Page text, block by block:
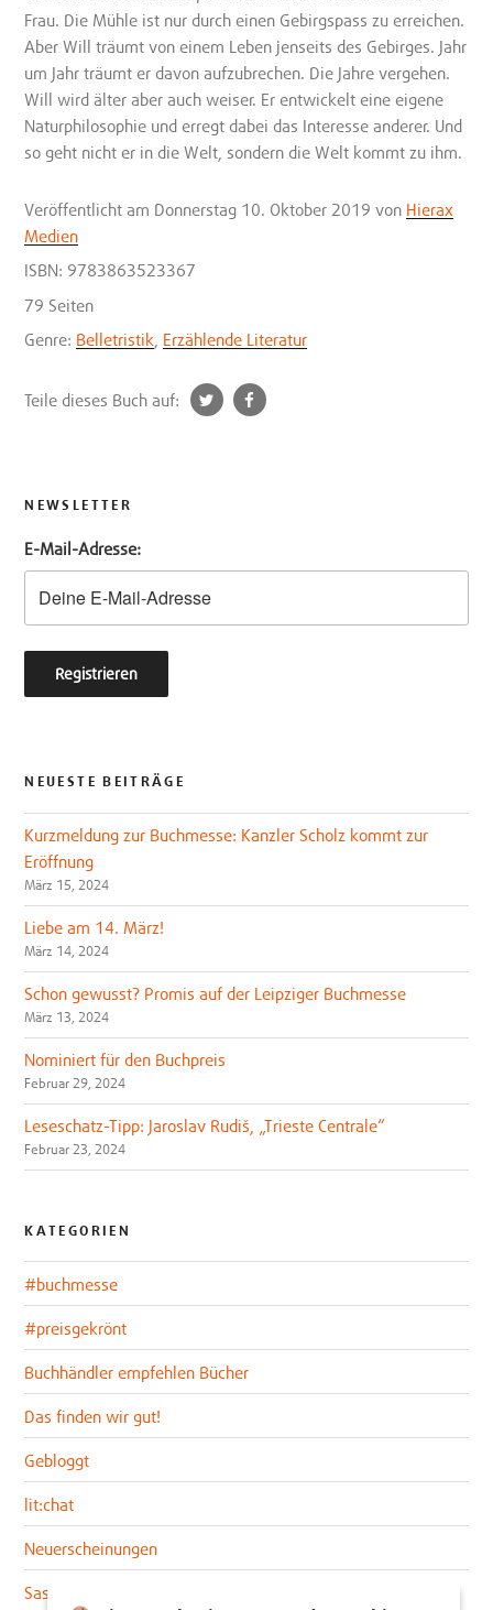
Frau. Die Mühle ist nur durch einen Gebirgspass zu erreichen.
Aber Will träumt von einem Leben jenseits des Gebirges. Jahr
um Jahr träumt er davon aufzubrechen. Die Jahre vergehen.
Will wird älter aber auch weiser. Er entwickelt eine eigene
Naturphilosophie und erregt dabei das Interesse anderer. Und
so geht nicht er in die Welt, sondern die Welt kommt zu ihm.
Veröffentlicht am Donnerstag 10. Oktober 2019 von Hierax
Medien
ISBN: 9783863523367
79 Seiten
Genre: Belletristik Erzählende Literatur
Teile dieses Buch auf:
t
NEWSLETTER
E-Mail-Adresse:
NEUESTE BEITRÄGE
Kurzmeldung zur Buchmesse: Kanzler Scholz kommt zur
Eröffnung
März 15, 2024
Liebe am 14. März!
März 14, 2024
Schon gewusst? Promis auf der Leipziger Buchmesse
März 13, 2024
Nominiert für den Buchpreis
Februar 29, 2024
Leseschatz-Tipp: Jaroslav Rudiš, „Trieste Centrale“
Februar 23, 2024
KATEGORIEN
#buchmesse
#preisgekrönt
Buchhändler empfehlen Bücher
Das finden wir gut!
Gebloggt
lit:chat
Neuerscheinungen
Sascha im lit:blog